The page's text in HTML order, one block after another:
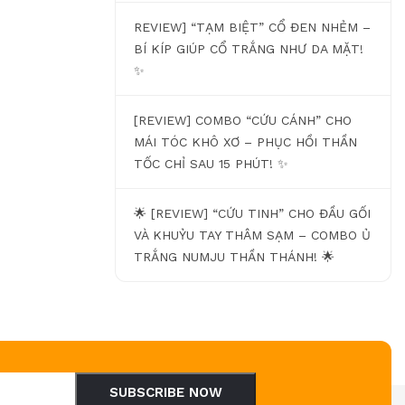
REVIEW] “TẠM BIỆT” CỔ ĐEN NHẺM –
BÍ KÍP GIÚP CỔ TRẮNG NHƯ DA MẶT!
✨
[REVIEW] COMBO “CỨU CÁNH” CHO
MÁI TÓC KHÔ XƠ – PHỤC HỒI THẦN
TỐC CHỈ SAU 15 PHÚT! ✨
🌟 [REVIEW] “CỨU TINH” CHO ĐẦU GỐI
VÀ KHUỶU TAY THÂM SẠM – COMBO Ủ
TRẮNG NUMJU THẦN THÁNH! 🌟
SUBSCRIBE NOW